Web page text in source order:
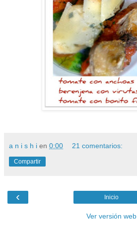
a n i s h i en 0:00 21 comentarios:
Compartir
‹ Inicio
Ver versión web